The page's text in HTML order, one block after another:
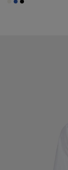
#F1EFE8
#2E59AE
#000000